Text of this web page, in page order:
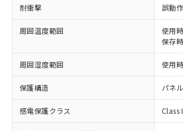
耐衝撃 誤動
周囲温度範囲
使用
保存
周囲湿度範囲 使用
保護構造 パネ
感電保護クラス Class
準価格とは異なる場合があ
正式な納期状況および標準
様のお取引先、またはお客
ムロン制御機器販売店・当
オムロン制御機器販売店や
販売ネットワーク
ください。
在庫状況および標準価格結
六価クロム(Cr(Ⅵ)) 1000ppm以下、ポリ臭
類(PBB) 1000ppm以下、ポリ臭化ジフェニ
(PBDE) 1000ppm以下、フタル酸ビス(2-エチ
ル) (DEHP)(別名：DOP) 1000ppm以下、フ
ルベンジル（BBP） 1000ppm以下、フタル
（DBP） 1000ppm以下、フタル酸ジイソ
(DIBP) 1000ppm以下
但し、RoHS指令で産業用監視および制御機
フタル酸エステル類の４物質については閾
図的な使用がないことを確認しています。
Cr(Ⅵ)(六価クロム) : 1000ppm、 PBBs(ポリ
ニル類) : 1000ppm、 PBDEs(ポリ臭化ジフ
ル類) : 1000ppm、
DBP(フタル酸ジブチル) : 1000ppm、
イソブチル) : 1000ppm、 BBP(フタル酸ブ
ル) : 1000ppm、
※2 環境保護使用期限
可)を取得するなどの必要な
当社は規制貨物を破棄する
全に破砕するなど、違法に
いよう必要な手段を講じます。
当社は貴社製品を、核兵器
ル、化学兵器、生物兵器ま
武器並びにこれらの製造装
使用いたしません。
当社は、貴社製品を第三者
○ 一定数以上の在庫あり
一定数には満たないが
在庫なし(最新の在庫状
いては、お客様のお取
たはお客様担当のオムロ
機器販売店・当社販売